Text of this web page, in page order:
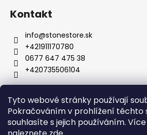
Tyto webové stránky používají
Pokračováním v prohlížení těchto
souhlasíte s jejich používáním.
Kontakt
info@stonestore.sk
+421911170780
0677 647 475 38
+420735506104
Obchodní podmínky Podmínky
Velkoobchod